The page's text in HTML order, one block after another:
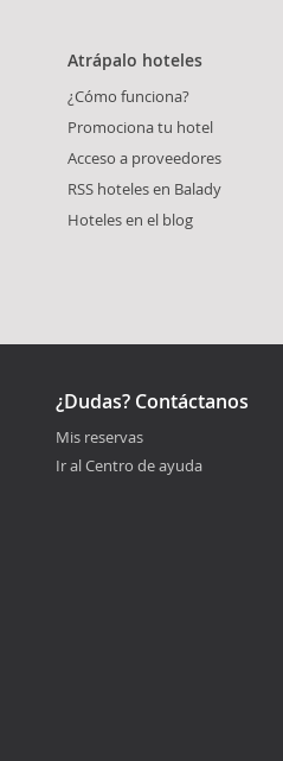
Atrápalo hoteles
¿Cómo funciona?
Promociona tu hotel
Acceso a proveedores
RSS hoteles en Balady
Hoteles en el blog
¿Dudas? Contáctanos
Mis reservas
Ir al Centro de ayuda